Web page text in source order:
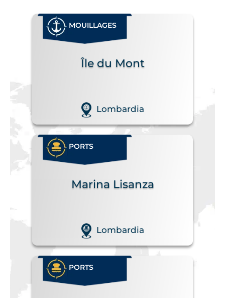
MOUILLAGES
Île du Mont
Lombardia
PORTS
Marina Lisanza
Lombardia
PORTS